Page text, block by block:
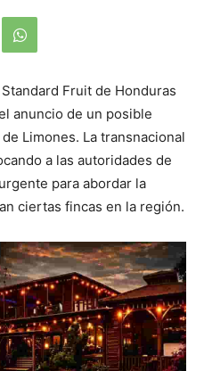
Fruit de Honduras
anuncio de un posible
Limones. La transnacional
a las autoridades de
para abordar la
ciertas fincas en la región.